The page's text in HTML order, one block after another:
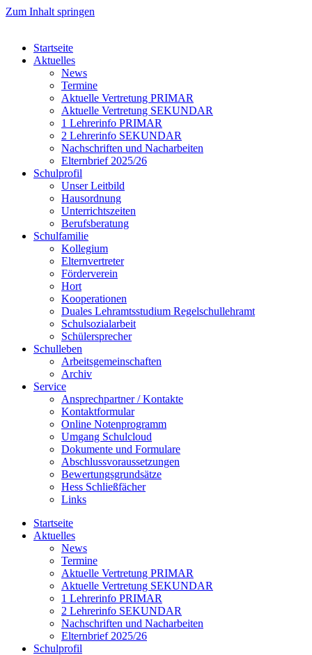
Zum Inhalt springen
Startseite
Aktuelles
News
Termine
Aktuelle Vertretung PRIMAR
Aktuelle Vertretung SEKUNDAR
1 Lehrerinfo PRIMAR
2 Lehrerinfo SEKUNDAR
Nachschriften und Nacharbeiten
Elternbrief 2025/26
Schulprofil
Unser Leitbild
Hausordnung
Unterrichtszeiten
Berufsberatung
Schulfamilie
Kollegium
Elternvertreter
Förderverein
Hort
Kooperationen
Duales Lehramtsstudium Regelschullehramt
Schulsozialarbeit
Schülersprecher
Schulleben
Arbeitsgemeinschaften
Archiv
Service
Ansprechpartner / Kontakte
Kontaktformular
Online Notenprogramm
Umgang Schulcloud
Dokumente und Formulare
Abschlussvoraussetzungen
Bewertungsgrundsätze
Hess Schließfächer
Links
Startseite
Aktuelles
News
Termine
Aktuelle Vertretung PRIMAR
Aktuelle Vertretung SEKUNDAR
1 Lehrerinfo PRIMAR
2 Lehrerinfo SEKUNDAR
Nachschriften und Nacharbeiten
Elternbrief 2025/26
Schulprofil